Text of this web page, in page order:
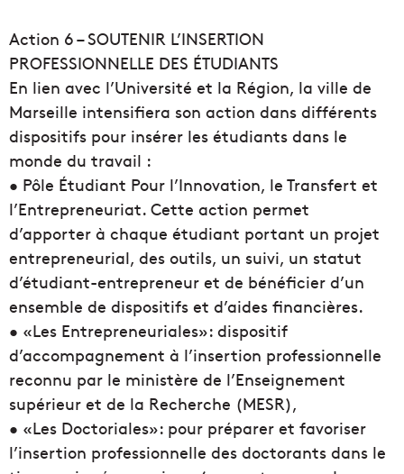
Action 6 – SOUTENIR L’INSERTION
PROFESSIONNELLE DES ÉTUDIANTS
En lien avec l’Université et la Région, la ville de
Marseille intensifiera son action dans différents
dispositifs pour insérer les étudiants dans le
monde du travail :
• Pôle Étudiant Pour l’Innovation, le Transfert et
l’Entrepreneuriat. Cette action permet
d’apporter à chaque étudiant portant un projet
entrepreneurial, des outils, un suivi, un statut
d’étudiant-entrepreneur et de bénéficier d’un
ensemble de dispositifs et d’aides financières.
• «Les Entrepreneuriales»: dispositif
d’accompagnement à l’insertion professionnelle
reconnu par le ministère de l’Enseignement
supérieur et de la Recherche (MESR),
• «Les Doctoriales»: pour préparer et favoriser
l’insertion professionnelle des doctorants dans le